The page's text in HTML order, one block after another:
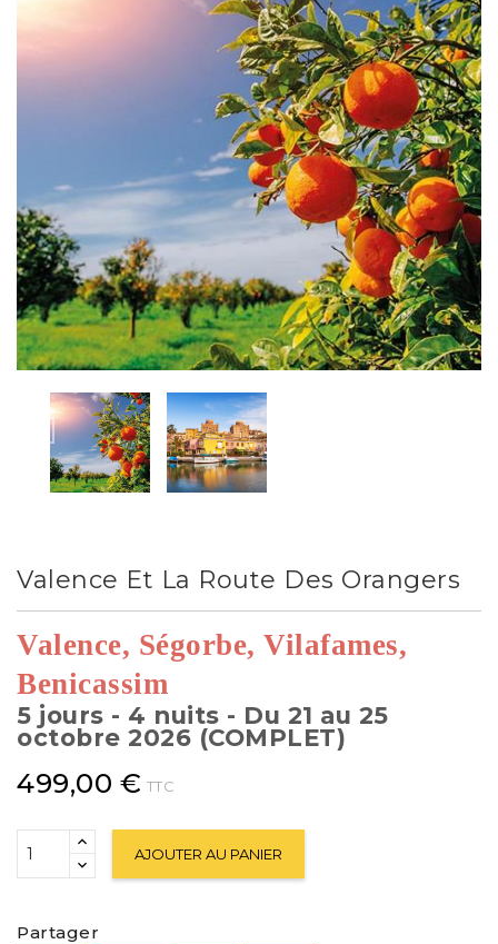
Valence Et La Route Des Orangers
Valence, Ségorbe, Vilafames,
Benicassim
5 jours - 4 nuits - Du 21 au 25
octobre 2026 (COMPLET)
499,00 € TTC
AJOUTER AU PANIER
Partager